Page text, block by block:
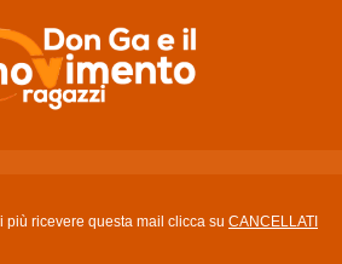
più ricevere questa mail clicca su CANCELLATI